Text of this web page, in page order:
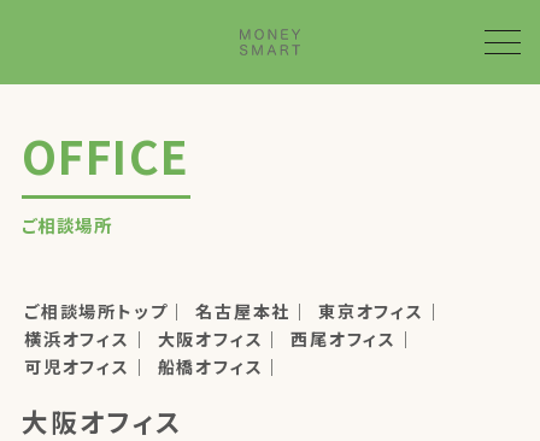
OFFICE
ご相談場所
ご相談場所トップ 名古屋本社
東京オフィス
横浜オフィス
大阪オフィス
西尾オフィス
可児オフィス
船橋オフィス
大阪オフィス